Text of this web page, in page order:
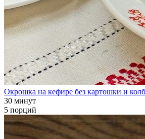
Окрошка на кефире без картошки и
30 минут
5 порций